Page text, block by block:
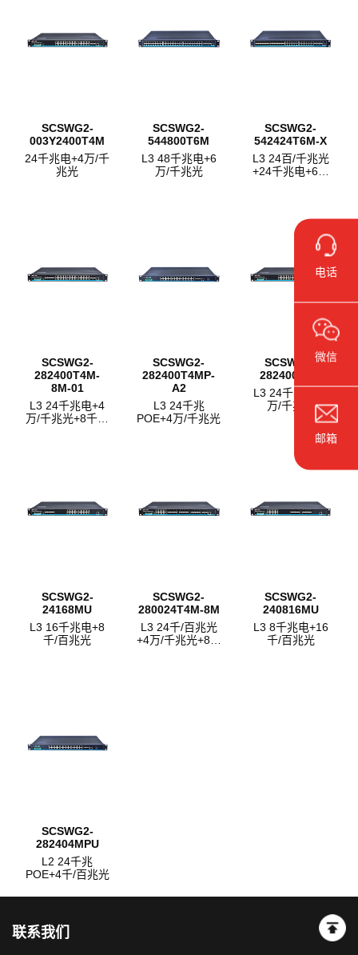
SCSWG2-
003Y2400T4M
24千兆电+4万/千
兆光
SCSWG2-
544800T6M
L3 48千兆电+6
万/千兆光
SCSWG2-
542424T6M-X
L3 24百/千兆光
+24千兆电+6万
SCSWG2-
282400T4M-
8M-01
L3 24千兆电+4
万/千兆光+8千兆
SCSWG2-
282400T4MP-
A2
L3 24千兆
POE+4万/千兆光
SCSWG2-
282400T4M
L3 24千兆电+4
万/千兆光
SCSWG2-
24168MU
L3 16千兆电+8
千/百兆光
SCSWG2-
280024T4M-8M
L3 24千/百兆光
+4万/千兆光+8千
SCSWG2-
240816MU
L3 8千兆电+16
千/百兆光
SCSWG2-
282404MPU
L2 24千兆
POE+4千/百兆光
联系我们
电话
微信
邮箱